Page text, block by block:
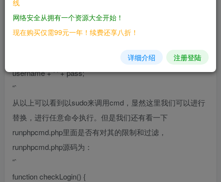
该漏洞原因为在index.php文件中调用了
runphpcmd.php，其中一行代码为
‘sudo /home/TG8/v3/syscmd/check_gui_login.sh ‘ +
username + ‘ ‘ + pass;
“`
从以上可以看到以sudo来调用cmd，显然这里我们可以进行
替换，进行任意命令执行。但是我们还有看一下
runphpcmd.php里面是否有对其的限制和过滤，
runphpcmd.php源码为：
“`
function checkLogin() {
线
网络安全从拥有一个资源大全开始！
现在购买仅需99元一年！续费还享八折！
详细介绍 注册登陆